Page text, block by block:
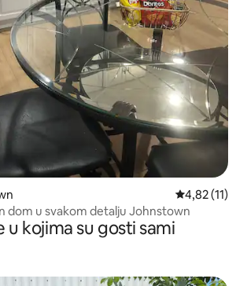
Prosječna
4,82 (11)
dom u svakom detalju Johnstown
u kojima su gosti sami